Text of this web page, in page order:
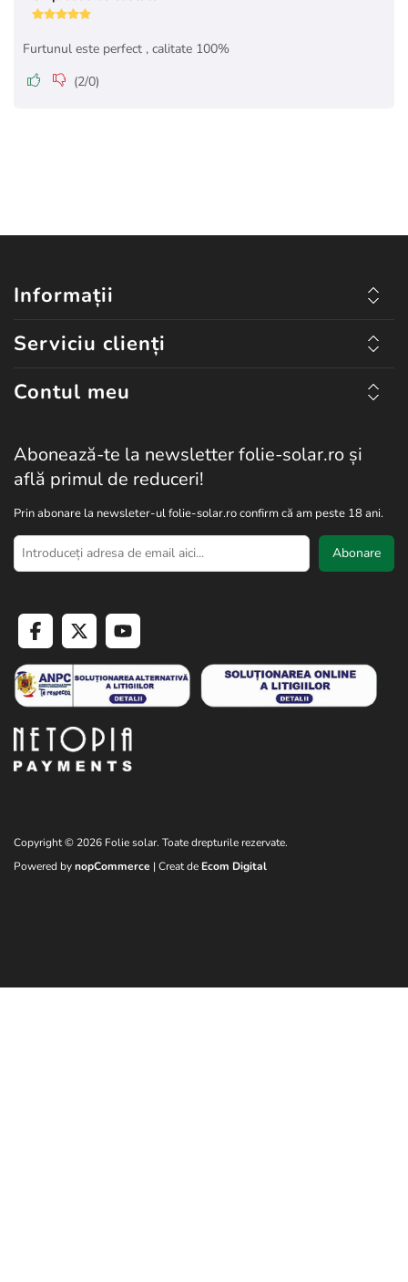
Furtunul este perfect , calitate 100%
(2/0)
Informații
Serviciu clienți
Contul meu
Abonează-te la newsletter folie-solar.ro și
află primul de reduceri!
Prin abonare la newsleter-ul folie-solar.ro confirm că am peste 18 ani.
Abonare
Copyright © 2026 Folie solar. Toate drepturile rezervate.
Powered bynopCommerce | Creat de Ecom Digital